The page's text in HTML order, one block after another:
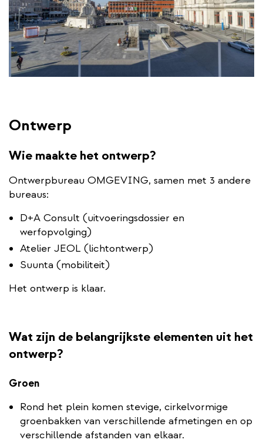
Ontwerp
Wie maakte het ontwerp?
Ontwerpbureau OMGEVING, samen met 3 andere
bureaus:
D+A Consult (uitvoeringsdossier en
werfopvolging)
Atelier JEOL (lichtontwerp)
Suunta (mobiliteit)
Het ontwerp is klaar.
Wat zijn de belangrijkste elementen uit het
ontwerp?
Groen
Rond het plein komen stevige, cirkelvormige
groenbakken van verschillende afmetingen en op
verschillende afstanden van elkaar.